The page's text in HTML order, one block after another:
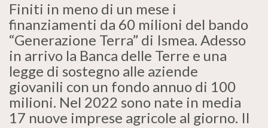
Finiti in meno di un mese i
finanziamenti da 60 milioni del bando
“Generazione Terra” di Ismea. Adesso
in arrivo la Banca delle Terre e una
legge di sostegno alle aziende
giovanili con un fondo annuo di 100
milioni. Nel 2022 sono nate in media
17 nuove imprese agricole al giorno. Il